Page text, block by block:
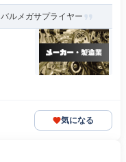
ルメガサプライヤー
気になる